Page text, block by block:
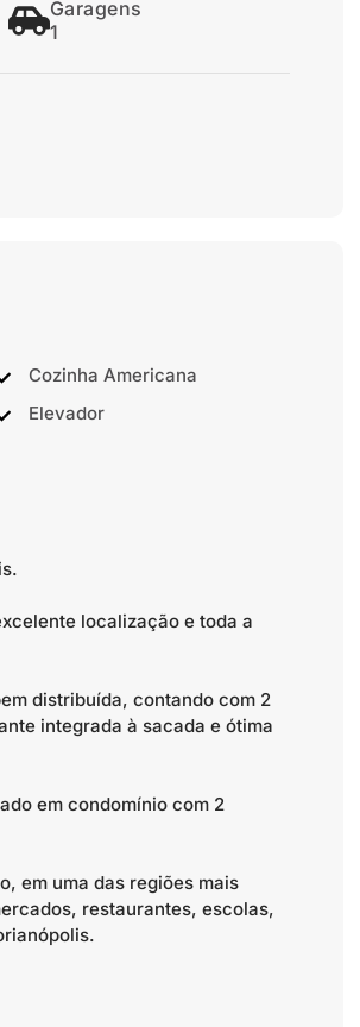
Garagens
1
Cozinha Americana
Elevador
localização e toda a
distribuída, contando com 2
integrada à sacada e ótima
em condomínio com 2
em uma das regiões mais
restaurantes, escolas,